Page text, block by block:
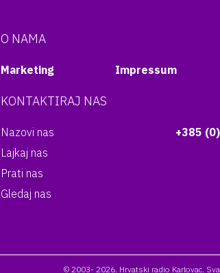
O NAMA
Marketing Impressum
KONTAKTIRAJ NAS
Nazovi nas
+385
Lajkaj nas
Prati nas
Gledaj nas
© 2003- 2026. Hrvatski radio Karlovac. Sva